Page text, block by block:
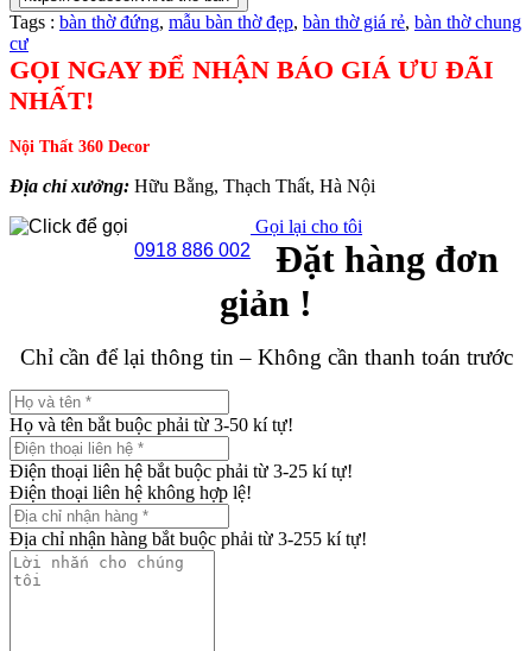
Tags : bàn thờ đứng, mẫu bàn thờ đẹp, bàn thờ giá rẻ, bàn thờ chung
cư
GỌI NGAY ĐỂ NHẬN BÁO GIÁ ƯU ĐÃI
NHẤT!
Nội Thất 360 Decor
Địa chỉ xưởng: Hữu Bằng, Thạch Thất, Hà Nội
0918 886 002
Gọi lại cho tôi
Đặt hàng đơn
giản !
Chỉ cần để lại thông tin – Không cần thanh toán trước
Họ và tên bắt buộc phải từ 3-50 kí tự!
Điện thoại liên hệ bắt buộc phải từ 3-25 kí tự!
Điện thoại liên hệ không hợp lệ!
Địa chỉ nhận hàng bắt buộc phải từ 3-255 kí tự!